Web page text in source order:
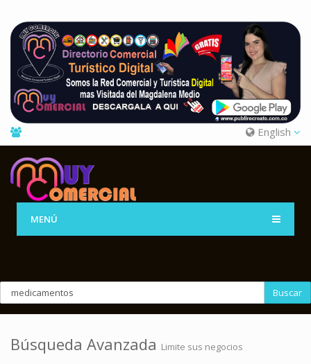
English
MENÚ
Buscar
Búsqueda Avanzada Limite sus negocios